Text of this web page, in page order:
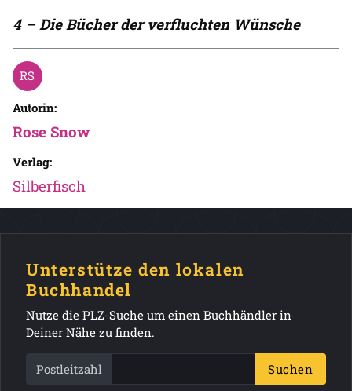
4 – Die Bücher der verfluchten Wünsche
Autorin:
Rose Snow
Verlag:
Silberfisch
Unterstütze den lokalen
Buchhandel
Nutze die PLZ-Suche um einen Buchhändler in
Deiner Nähe zu finden.
Postleitzahl Suchen